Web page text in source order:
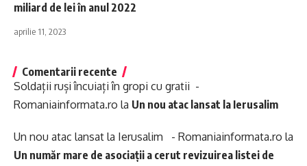
miliard de lei în anul 2022
aprilie 11, 2023
Comentarii recente
Soldații ruși încuiați în gropi cu gratii -
Romaniainformata.ro la Un nou atac lansat la Ierusalim
Un nou atac lansat la Ierusalim - Romaniainformata.ro la
Un număr mare de asociații a cerut revizuirea listei de